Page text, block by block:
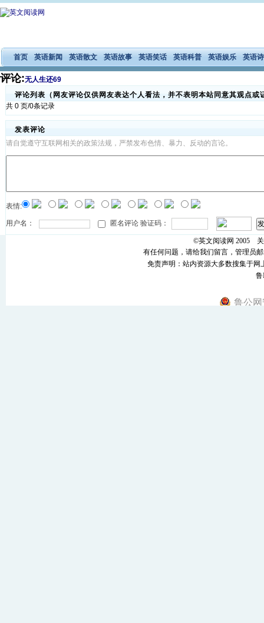
首页 英语新闻 英语散文 英语故事 英语笑话 英语科普 英语娱乐 英语
评论:无人生还69
评论列表（网友评论仅供网友表达个人看法，并不表明本站同意其观点或
共 0 页/0条记录
发表评论
请自觉遵守互联网相关的政策法规，严禁发布色情、暴力、反动的言论。
表情:
用户名： 匿名评论 验证码：